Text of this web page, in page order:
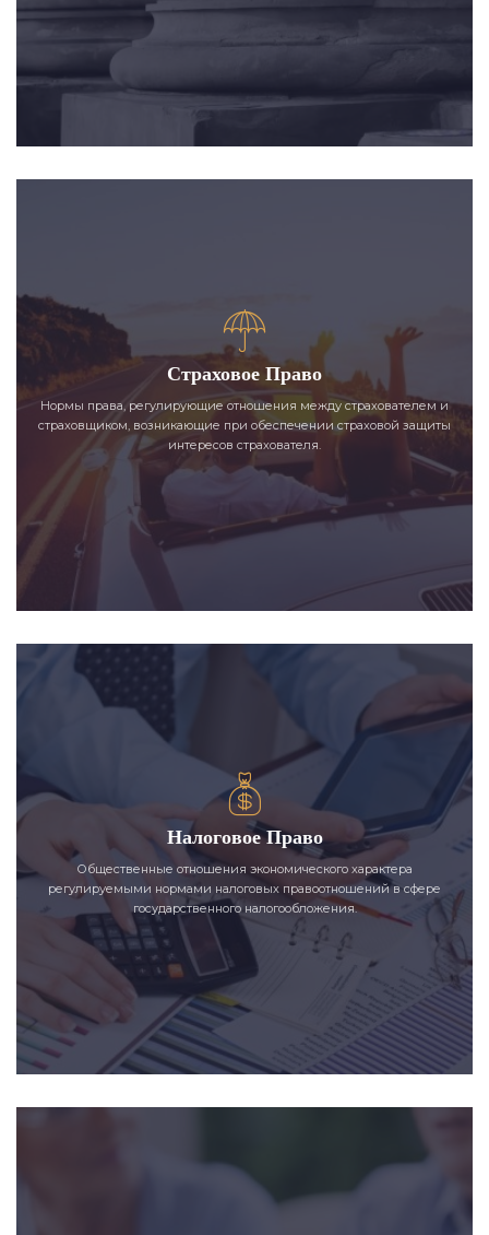
Страховое Право
Нормы права, регулирующие отношения между страхователем и
страховщиком, возникающие при обеспечении страховой защиты
интересов страхователя.
Налоговое Право
Общественные отношения экономического характера
регулируемыми нормами налоговых правоотношений в сфере
государственного налогообложения.